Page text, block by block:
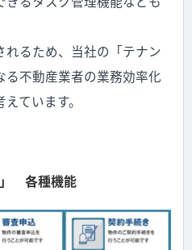
るため、当社の「テナン
る不動産業者の業務効率化
ています。
」 各種機能